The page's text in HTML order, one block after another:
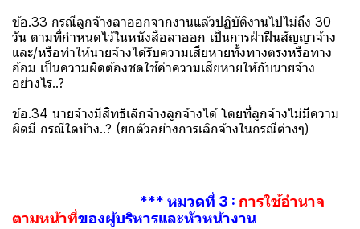
ข้อ.33 กรณีลูกจ้างลาออกจากงานแล้วปฏิบัติงานไปไม่ถึง 30
วัน ตามที่กำหนดไว้ในหนังสือลาออก เป็นการฝ่าฝืนสัญญาจ้าง
และ/หรือทำให้นายจ้างได้รับความเสียหายทั้งทางตรงหรือทาง
อ้อม เป็นความผิดต้องชดใช้ค่าความเสียหายให้กับนายจ้าง
อย่างไร..?
ข้อ.34 นายจ้างมีสิทธิเลิกจ้างลูกจ้างได้ โดยที่ลูกจ้างไม่มีความ
ผิดมี กรณีใดบ้าง..? (ยกตัวอย่างการเลิกจ้างในกรณีต่างๆ)
*** หมวดที่ 3 : การใช้อำนาจ
ตามหน้าที่ของผู้บริหารและหัวหน้างาน